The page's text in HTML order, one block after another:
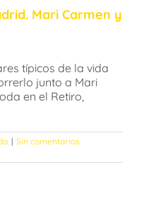
Mari Carmen y
típicos de la vida
junto a Mari
en el Retiro,
| Sin comentarios